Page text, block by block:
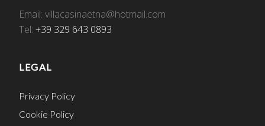
Email: villacasinaetna@hotmail.com
Tel: +39 329 643 0893
LEGAL
Privacy Policy
Cookie Policy